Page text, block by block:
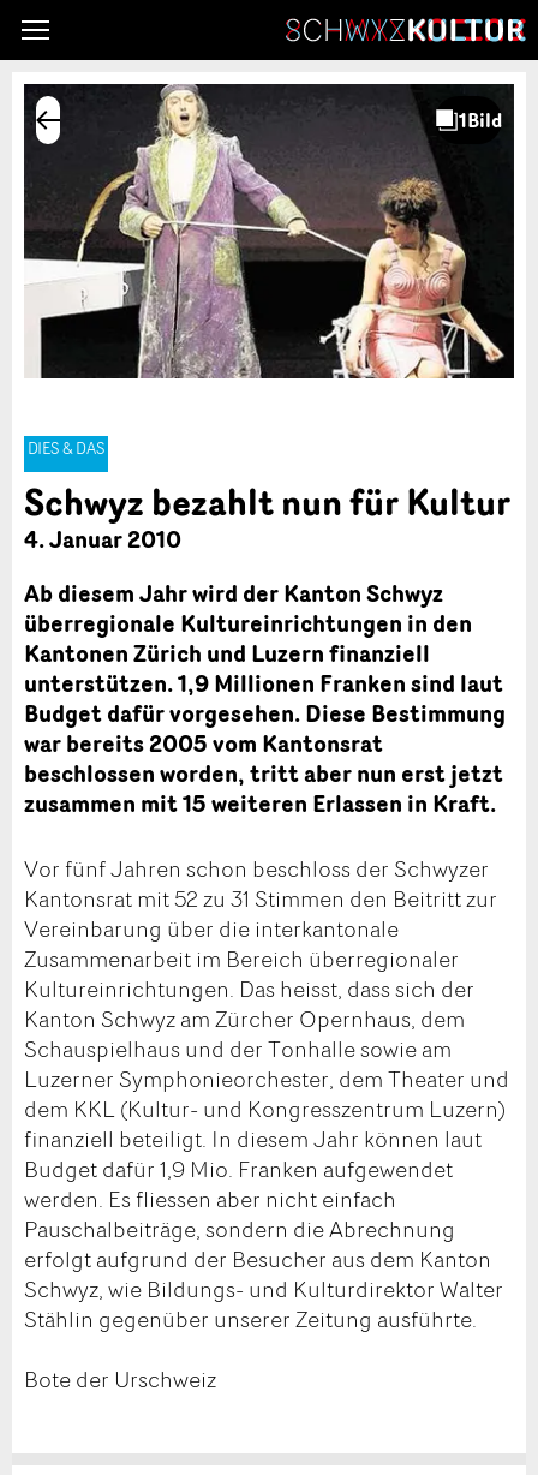
DIES & DAS
Schwyz bezahlt nun für Kultur
4. Januar 2010
Ab diesem Jahr wird der Kanton Schwyz
überregionale Kultureinrichtungen in den
Kantonen Zürich und Luzern finanziell
unterstützen. 1,9 Millionen Franken sind laut
Budget dafür vorgesehen. Diese Bestimmung
war bereits 2005 vom Kantonsrat
beschlossen worden, tritt aber nun erst jetzt
zusammen mit 15 weiteren Erlassen in Kraft.
Vor fünf Jahren schon beschloss der Schwyzer
Kantonsrat mit 52 zu 31 Stimmen den Beitritt zur
Vereinbarung über die interkantonale
Zusammenarbeit im Bereich überregionaler
Kultureinrichtungen. Das heisst, dass sich der
Kanton Schwyz am Zürcher Opernhaus, dem
Schauspielhaus und der Tonhalle sowie am
Luzerner Symphonieorchester, dem Theater und
dem KKL (Kultur- und Kongresszentrum Luzern)
finanziell beteiligt. In diesem Jahr können laut
Budget dafür 1,9 Mio. Franken aufgewendet
werden. Es fliessen aber nicht einfach
Pauschalbeiträge, sondern die Abrechnung
erfolgt aufgrund der Besucher aus dem Kanton
Schwyz, wie Bildungs- und Kulturdirektor Walter
Stählin gegenüber unserer Zeitung ausführte.
Bote der Urschweiz